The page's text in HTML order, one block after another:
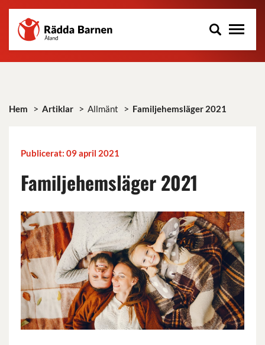
Hoppa
till
huvudinnehåll
Rädda
Barnen
på
Åland
Hem > Artiklar > Allmänt > Familjehemsläger 2021
Publicerat: 09 april 2021
Familjehemsläger 2021